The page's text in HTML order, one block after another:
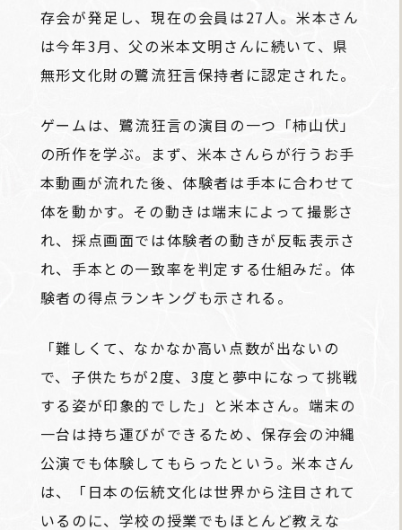
存会が発足し、現在の会員は27人。米本さん
は今年3月、父の米本文明さんに続いて、県
無形文化財の鷺流狂言保持者に認定された。
ゲームは、鷺流狂言の演目の一つ「柿山伏」
の所作を学ぶ。まず、米本さんらが行うお手
本動画が流れた後、体験者は手本に合わせて
体を動かす。その動きは端末によって撮影さ
れ、採点画面では体験者の動きが反転表示さ
れ、手本との一致率を判定する仕組みだ。体
験者の得点ランキングも示される。
「難しくて、なかなか高い点数が出ないの
で、子供たちが2度、3度と夢中になって挑戦
する姿が印象的でした」と米本さん。端末の
一台は持ち運びができるため、保存会の沖縄
公演でも体験してもらったという。米本さん
は、「日本の伝統文化は世界から注目されて
いるのに、学校の授業でもほとんど教えな